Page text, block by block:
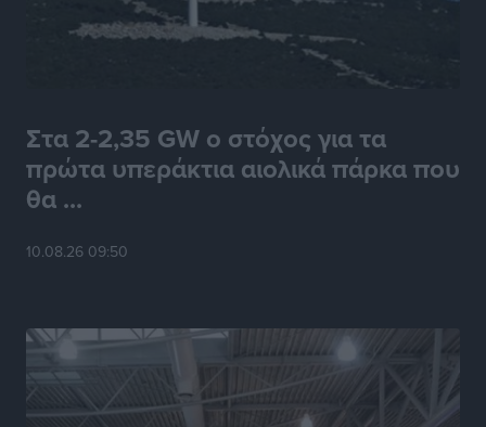
Στα 2-2,35 GW ο στόχος για τα
πρώτα υπεράκτια αιολικά πάρκα που
θα ...
10.08.26 09:50